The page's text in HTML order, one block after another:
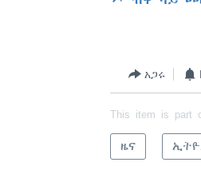
አጋሩ
This item is part
ዜና